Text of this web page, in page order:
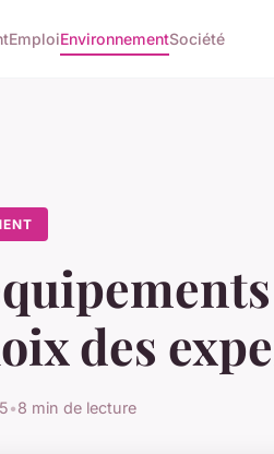
EmploiEnvironnementSociété
des
•8 min de lecture